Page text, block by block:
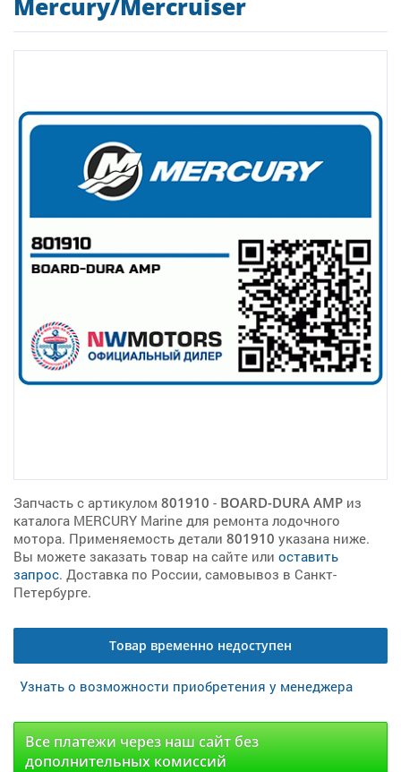
Mercury/Mercruiser
Запчасть с артикулом 801910 - BOARD-DURA AMP из
каталога MERCURY Marine для ремонта лодочного
мотора. Применяемость детали 801910 указана ниже.
Вы можете заказать товар на сайте или оставить
запрос. Доставка по России, самовывоз в Санкт-
Петербурге.
Товар временно недоступен
Узнать о возможности приобретения у менеджера
Все платежи через наш сайт без
дополнительных комиссий